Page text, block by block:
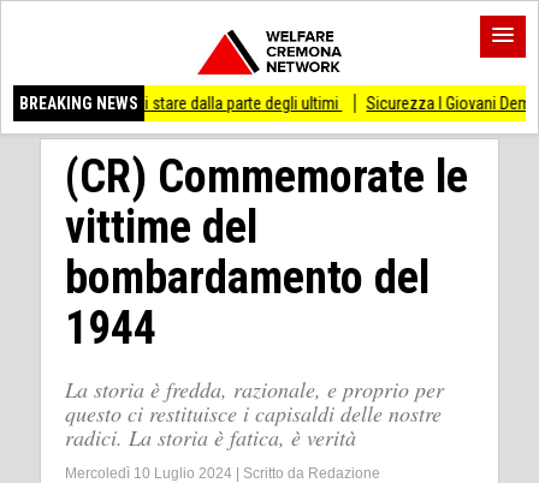
BREAKING NEWS
di stare dalla parte degli ultimi Sicurezza I Giovani Democratici
(CR) Commemorate le
vittime del
bombardamento del
1944
La storia è fredda, razionale, e proprio per
questo ci restituisce i capisaldi delle nostre
radici. La storia è fatica, è verità
Mercoledì 10 Luglio 2024 Scritto da Redazione